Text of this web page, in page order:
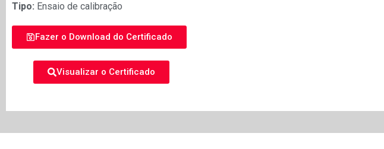
Tipo: Ensaio de calibração
Fazer o Download do Certificado
Visualizar o Certificado